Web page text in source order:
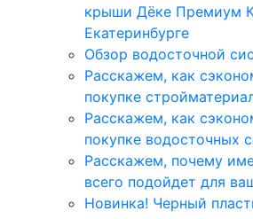
крыши Дёке Премиум
Екатеринбурге
Обзор водосточной
Расскажем, как
покупке
Расскажем, как
покупке водосточных
Расскажем, почему
всего подойдет для
Новинка! Черный